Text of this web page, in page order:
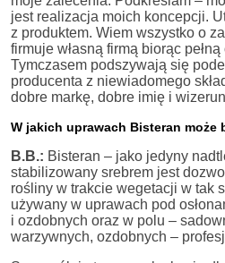
jest realizacja moich koncepcji.
z produktem. Wiem wszystko o
firmuje własną firmą biorąc
Tymczasem podszywają się
producenta z niewiadomego
dobre markę, dobre imię i
W jakich uprawach Bisteran może
B.B.: Bisteran – jako jedyny
stabilizowany srebrem jest
rośliny w trakcie wegetacji w tak
używany w uprawach pod
i ozdobnych oraz w polu –
warzywnych, ozdobnych –